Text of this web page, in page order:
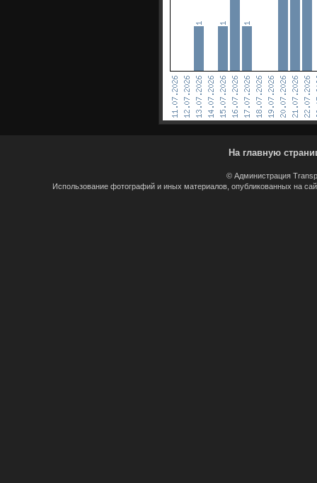
На главную
© Администрация
Использование фотографий и иных материалов, опубликованных на